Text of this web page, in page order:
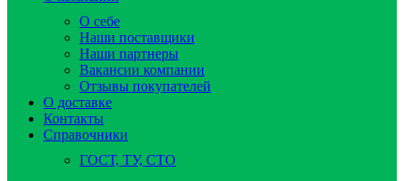
О себе
Наши поставщики
Наши партнеры
Вакансии компании
Отзывы покупателей
О доставке
Контакты
Справочники
ГОСТ, ТУ, СТО